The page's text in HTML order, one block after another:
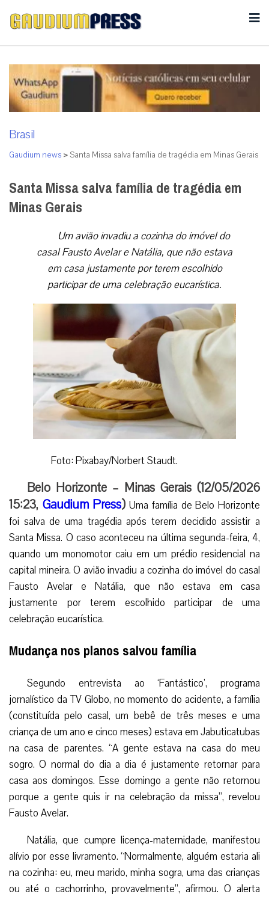
Brasil
Gaudium news >Santa Missa salva família de tragédia em Minas Gerais
Santa Missa salva família de tragédia em
Minas Gerais
Um avião invadiu a cozinha do imóvel do
casal Fausto Avelar e Natália, que não estava
em casa justamente por terem escolhido
participar de uma celebração eucarística.
Foto: Pixabay/Norbert Staudt.
Belo Horizonte – Minas Gerais (12/05/2026
15:23, Gaudium Press) Uma família de Belo Horizonte
foi salva de uma tragédia após terem decidido assistir a
Santa Missa. O caso aconteceu na última segunda-feira, 4,
quando um monomotor caiu em um prédio residencial na
capital mineira. O avião invadiu a cozinha do imóvel do casal
Fausto Avelar e Natália, que não estava em casa
justamente por terem escolhido participar de uma
celebração eucarística.
Mudança nos planos salvou família
Segundo entrevista ao ‘Fantástico’, programa
jornalístico da TV Globo, no momento do acidente, a família
(constituída pelo casal, um bebê de três meses e uma
criança de um ano e cinco meses) estava em Jabuticatubas
na casa de parentes. “A gente estava na casa do meu
sogro. O normal do dia a dia é justamente retornar para
casa aos domingos. Esse domingo a gente não retornou
porque a gente quis ir na celebração da missa”, revelou
Fausto Avelar.
Natália, que cumpre licença-maternidade, manifestou
alívio por esse livramento. “Normalmente, alguém estaria ali
na cozinha: eu, meu marido, minha sogra, uma das crianças
ou até o cachorrinho, provavelmente”, afirmou. O alerta